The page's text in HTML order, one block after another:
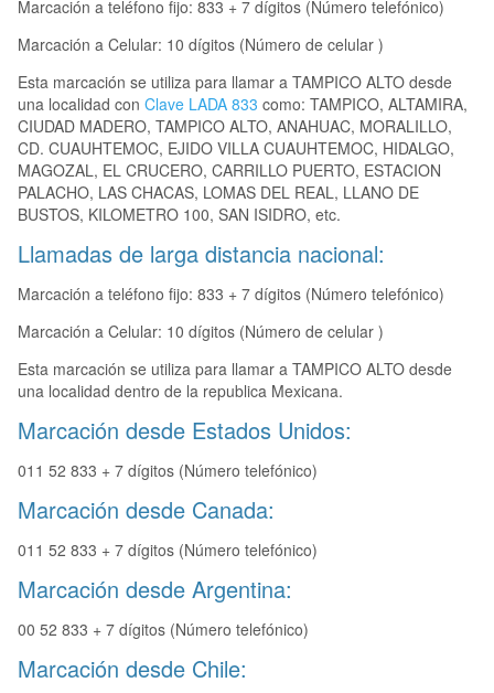
Marcación a teléfono fijo: 833 + 7 dígitos (Número telefónico)
Marcación a Celular: 10 dígitos (Número de celular )
Esta marcación se utiliza para llamar a TAMPICO ALTO desde
una localidad con Clave LADA 833 como: TAMPICO, ALTAMIRA,
CIUDAD MADERO, TAMPICO ALTO, ANAHUAC, MORALILLO,
CD. CUAUHTEMOC, EJIDO VILLA CUAUHTEMOC, HIDALGO,
MAGOZAL, EL CRUCERO, CARRILLO PUERTO, ESTACION
PALACHO, LAS CHACAS, LOMAS DEL REAL, LLANO DE
BUSTOS, KILOMETRO 100, SAN ISIDRO, etc.
Llamadas de larga distancia nacional:
Marcación a teléfono fijo: 833 + 7 dígitos (Número telefónico)
Marcación a Celular: 10 dígitos (Número de celular )
Esta marcación se utiliza para llamar a TAMPICO ALTO desde
una localidad dentro de la republica Mexicana.
Marcación desde Estados Unidos:
011 52 833 + 7 dígitos (Número telefónico)
Marcación desde Canada:
011 52 833 + 7 dígitos (Número telefónico)
Marcación desde Argentina:
00 52 833 + 7 dígitos (Número telefónico)
Marcación desde Chile: